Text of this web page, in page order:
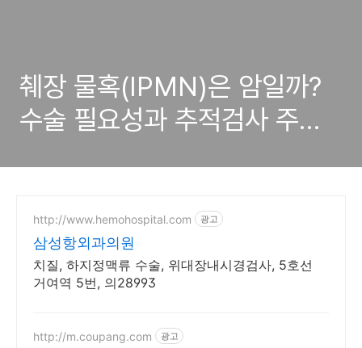
췌장 물혹(IPMN)은 암일까?
수술 필요성과 추적검사 주기
http://www.hemohospital.com 광고
삼성항외과의원
치질, 하지정맥류 수술, 위대장내시경검사, 5호선
거여역 5번, 의28993
http://m.coupang.com 광고